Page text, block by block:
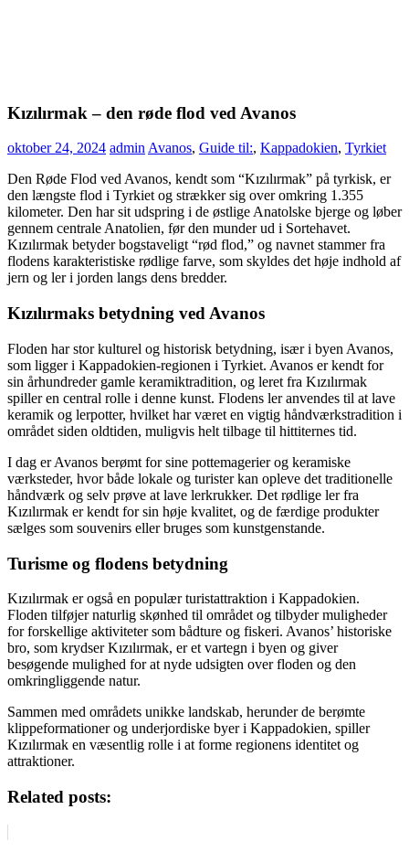
Kızılırmak – den røde flod ved Avanos
oktober 24, 2024 adminAvanos, Guide til:, Kappadokien, Tyrkiet
Den Røde Flod ved Avanos, kendt som “Kızılırmak” på tyrkisk, er
den længste flod i Tyrkiet og strækker sig over omkring 1.355
kilometer. Den har sit udspring i de østlige Anatolske bjerge og løber
gennem centrale Anatolien, før den munder ud i Sortehavet.
Kızılırmak betyder bogstaveligt “rød flod,” og navnet stammer fra
flodens karakteristiske rødlige farve, som skyldes det høje indhold af
jern og ler i jorden langs dens bredder.
Kızılırmaks betydning ved Avanos
Floden har stor kulturel og historisk betydning, især i byen Avanos,
som ligger i Kappadokien-regionen i Tyrkiet. Avanos er kendt for
sin århundreder gamle keramiktradition, og leret fra Kızılırmak
spiller en central rolle i denne kunst. Flodens ler anvendes til at lave
keramik og lerpotter, hvilket har været en vigtig håndværkstradition i
området siden oldtiden, muligvis helt tilbage til hittiternes tid.
I dag er Avanos berømt for sine pottemagerier og keramiske
værksteder, hvor både lokale og turister kan opleve det traditionelle
håndværk og selv prøve at lave lerkrukker. Det rødlige ler fra
Kızılırmak er kendt for sin høje kvalitet, og de færdige produkter
sælges som souvenirs eller bruges som kunstgenstande.
Turisme og flodens betydning
Kızılırmak er også en populær turistattraktion i Kappadokien.
Floden tilføjer naturlig skønhed til området og tilbyder muligheder
for forskellige aktiviteter som bådture og fiskeri. Avanos’ historiske
bro, som krydser Kızılırmak, er et vartegn i byen og giver
besøgende mulighed for at nyde udsigten over floden og den
omkringliggende natur.
Sammen med områdets unikke landskab, herunder de berømte
klippeformationer og underjordiske byer i Kappadokien, spiller
Kızılırmak en væsentlig rolle i at forme regionens identitet og
attraktioner.
Related posts: